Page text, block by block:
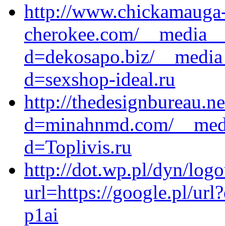
http://
cherokee.com/
d=dekosapo.biz/
d=sexshop-ideal.ru
http://
d=minahnmd.com/
d=Toplivis.ru
http://dot.wp.pl/dyn/
url=https://google.pl/
p1ai